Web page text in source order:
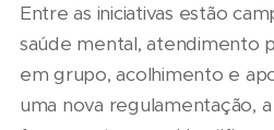
Entre as iniciativas estão
saúde mental, atendimento
em grupo, acolhimento e
uma nova regulamentação,